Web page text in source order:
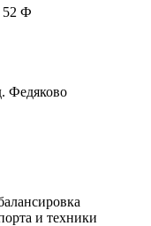
52 Ф
Федяково
и техники